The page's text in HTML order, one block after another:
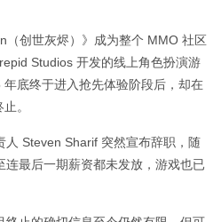
（创世灰烬）》成为整个 MMO 社区
Studios 开发的线上角色扮演游
底终于进入抢先体验阶段后，却在
。
人 Steven Sharif 突然宣布辞职，随
连最后一期薪资都未发放，游戏也已